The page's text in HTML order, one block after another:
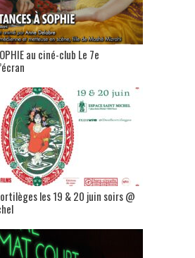
au ciné-club Le 7e
les 19 & 20 juin soirs @